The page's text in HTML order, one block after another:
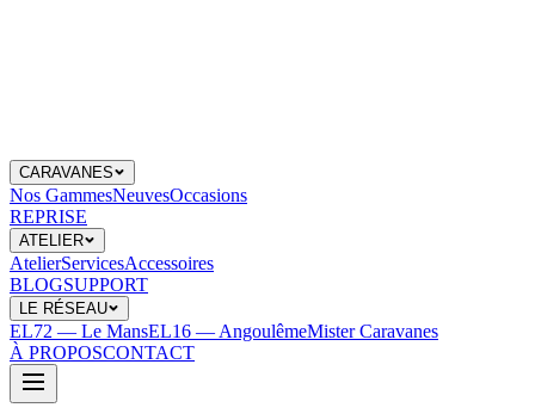
CARAVANES
Nos GammesNeuvesOccasions
REPRISE
ATELIER
AtelierServicesAccessoires
BLOGSUPPORT
LE RÉSEAU
EL72 — Le MansEL16 — AngoulêmeMister Caravanes
À PROPOSCONTACT